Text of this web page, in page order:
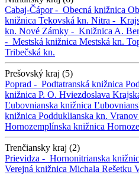
Cabaj-Čápor - Obecná knižnica
knižnica Tekovská kn. Nitra -
kn. Nové Zámky - Knižnica A.
- Mestská knižnica Mestská kn.
Tribečská kn.
Prešovský kraj (5)
Poprad - Podtatranská knižnica
knižnica P. O. Hviezdoslava
Ľubovnianska knižnica
knižnica Podduklianska kn.
Hornozemplínska knižnica
Trenčiansky kraj (2)
Prievidza - Hornonitrianska
Verejná knižnica Michala Rešetku